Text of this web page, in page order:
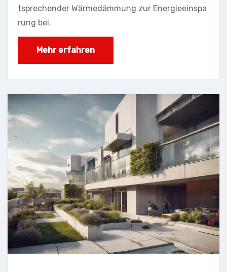
tsprechender Wärmedämmung zur Energieeinspa
rung bei.
Mehr erfahren